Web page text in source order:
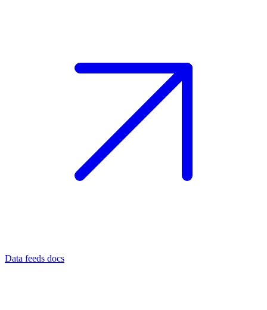
Data feeds docs